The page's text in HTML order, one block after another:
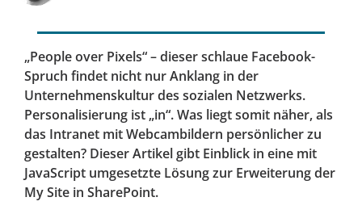
„People over Pixels“ – dieser schlaue Facebook-
Spruch findet nicht nur Anklang in der
Unternehmenskultur des sozialen Netzwerks.
Personalisierung ist „in“. Was liegt somit näher, als
das Intranet mit Webcambildern persönlicher zu
gestalten? Dieser Artikel gibt Einblick in eine mit
JavaScript umgesetzte Lösung zur Erweiterung der
My Site in SharePoint.